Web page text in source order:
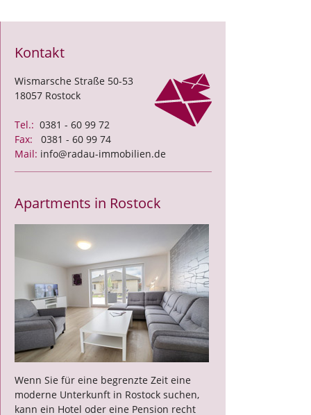
Kontakt
Wismarsche Straße 50-53
18057 Rostock
Tel.: 0381 - 60 99 72
Fax: 0381 - 60 99 74
Mail: info@radau-immobilien.de
Apartments in Rostock
Wenn Sie für eine begrenzte Zeit eine
moderne Unterkunft in Rostock suchen,
kann ein Hotel oder eine Pension recht